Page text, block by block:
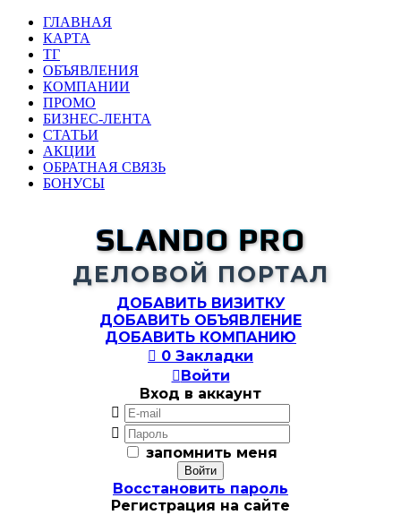
ГЛАВНАЯ
КАРТА
ТГ
ОБЪЯВЛЕНИЯ
КОМПАНИИ
ПРОМО
БИЗНЕС-ЛЕНТА
СТАТЬИ
АКЦИИ
ОБРАТНАЯ СВЯЗЬ
БОНУСЫ
SLANDO PRO
ДЕЛОВОЙ ПОРТАЛ
ДОБАВИТЬ ВИЗИТКУ
ДОБАВИТЬ ОБЪЯВЛЕНИЕ
ДОБАВИТЬ КОМПАНИЮ
 0 Закладки
Войти
Вход в аккаунт


запомнить меня
Восстановить пароль
Регистрация на сайте